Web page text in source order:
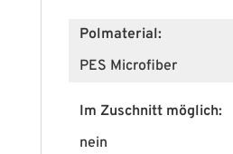
Polmaterial:
PES Microfiber
Im Zuschnitt möglich:
nein